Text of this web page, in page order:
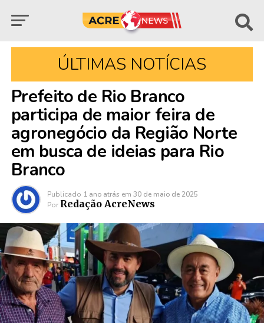
ÚLTIMAS NOTÍCIAS
Prefeito de Rio Branco
participa de maior feira de
agronegócio da Região Norte
em busca de ideias para Rio
Branco
Publicado 1 ano atrás em 30 de maio de 2025
Por Redação AcreNews